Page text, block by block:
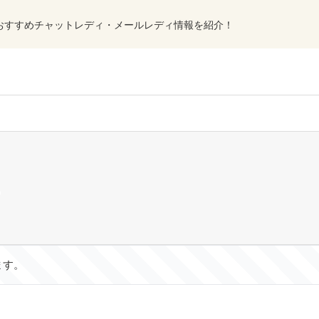
すすめチャットレディ・メールレディ情報を紹介！
。